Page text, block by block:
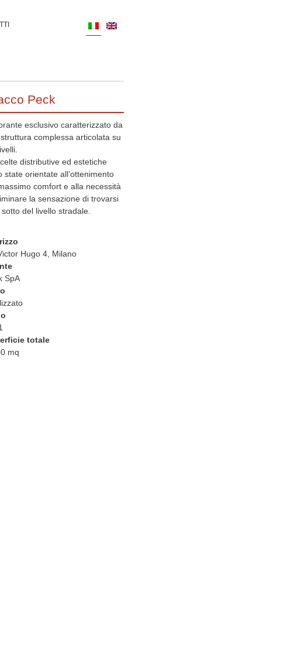
Peck
esclusivo caratterizzato da
complessa articolata su
distributive ed estetiche
state orientate all’ottenimento
comfort e alla necessità
la sensazione di trovarsi
del livello stradale.
Hugo 4, Milano
SpA
totale
mq